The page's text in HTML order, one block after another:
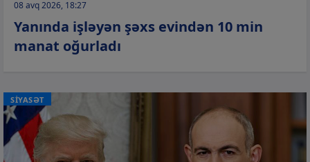
08 avq 2026, 18:27
Yanında işləyən şəxs evindən 10 min
manat oğurladı
SİYASƏT